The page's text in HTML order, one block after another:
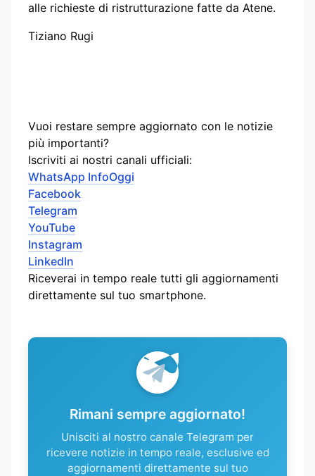
alle richieste di ristrutturazione fatte da Atene.
Tiziano Rugi
Vuoi restare sempre aggiornato con le notizie
più importanti?
Iscriviti ai nostri canali ufficiali:
WhatsApp InfoOggi
Facebook
Telegram
YouTube
Instagram
LinkedIn
Riceverai in tempo reale tutti gli aggiornamenti
direttamente sul tuo smartphone.
Rimani sempre aggiornato!
Unisciti al nostro canale Telegram per
ricevere notizie in tempo reale, esclusive ed
aggiornamenti direttamente sul tuo